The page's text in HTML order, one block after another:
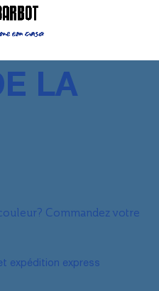
LA
Commandez votre
expédition express